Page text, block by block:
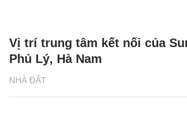
NHÀ ĐẤT
Vị trí trung tâm kết nối của
Phủ Lý, Hà Nam